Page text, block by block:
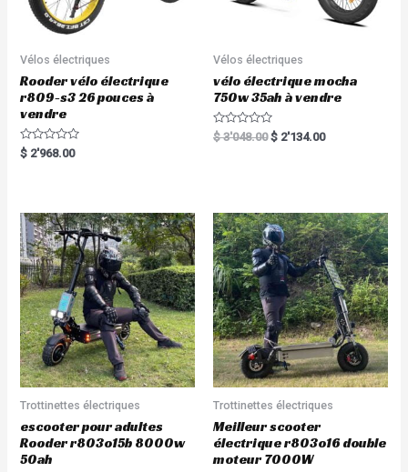
Vélos électriques
Rooder vélo électrique
r809-s3 26 pouces à
vendre
R
a
o
u
t
o
f
5
$ 2'968.00
Vélos électriques
vélo électrique mocha
750w 35ah à vendre
R
a
u
t
o
f
5
$3'048.00 $ 2'134.00
Trottinettes électriques
escooter pour adultes
Rooder r803o15b 8000w
50ah
Trottinettes électriques
Meilleur scooter
électrique r803o16 double
moteur 7000W